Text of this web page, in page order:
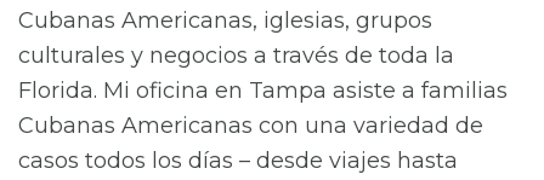
Cubanas Americanas, iglesias, grupos
culturales y negocios a través de toda la
Florida. Mi oficina en Tampa asiste a familias
Cubanas Americanas con una variedad de
casos todos los días – desde viajes hasta